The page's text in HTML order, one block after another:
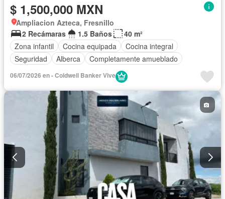
$ 1,500,000 MXN
Ampliacion Azteca, Fresnillo
2 Recámaras
1.5 Baños
40 m²
Zona infantil
Cocina equipada
Cocina integral
Seguridad
Alberca Completamente amueblado
06/07/2026 en - Coldwell Banker Vive